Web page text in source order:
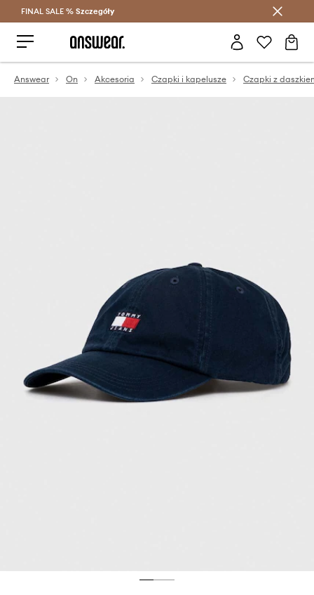
Oszczędzaj z Answear Club >
FINAL SALE % Szczegóły
Answear On Akcesoria Czapki i kapelusze Czapki z